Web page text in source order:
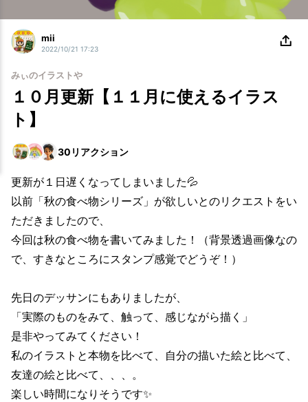
mii
2022/10/21 17:23
みぃのイラストや
１０月更新【１１月に使えるイラス
ト】
30 リアクション
更新が１日遅くなってしまいました💦
以前「秋の食べ物シリーズ」が欲しいとのリクエストをい
ただきましたので、
今回は秋の食べ物を書いてみました！（背景透過画像なの
で、すきなところにスタンプ感覚でどうぞ！）
先日のデッサンにもありましたが、
「実際のものをみて、触って、感じながら描く」
是非やってみてください！
私のイラストと本物を比べて、自分の描いた絵と比べて、
友達の絵と比べて、、、。
楽しい時間になりそうです✨